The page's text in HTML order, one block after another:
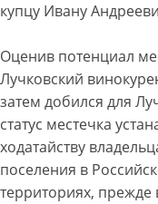
купцу Ивану
Оценив потенциал
Лучковский
затем добился для
статус местечка
ходатайству
поселения в
территориях, прежде